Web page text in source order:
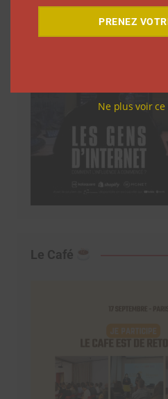
Le Café
PRENEZ
Ne plus voir ce